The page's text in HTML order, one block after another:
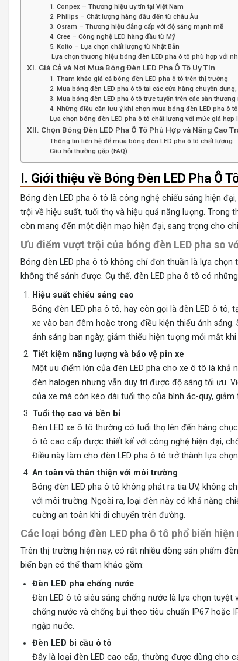
1. Conpex – Thương hiệu uy tín tại Việt Nam
2. Philips – Chất lượng hàng đầu đến từ châu Âu
3. Osram – Thương hiệu đẳng cấp với độ sáng mạnh mẽ
4. Cree – Công nghệ LED hàng đầu từ Mỹ
5. Koito – Lựa chọn chất lượng từ Nhật Bản
Lựa chọn thương hiệu bóng đèn LED pha ô tô phù hợp với
XI. Giá Cả và Nơi Mua Bóng Đèn LED Pha Ô Tô Uy Tín
1. Tham khảo giá cả bóng đèn LED pha ô tô trên thị trường
2. Mua bóng đèn LED pha ô tô tại các cửa hàng chuyên
3. Mua bóng đèn LED pha ô tô trực tuyến trên các sàn
4. Những điều cần lưu ý khi chọn mua bóng đèn LED pha ô tô
Lựa chọn bóng đèn LED pha ô tô chất lượng với mức giá hợp
XII. Chọn Bóng Đèn LED Pha Ô Tô Phù Hợp và Nâng Cao
Thông tin liên hệ để mua bóng đèn LED pha ô tô chất lượng
Câu hỏi thường gặp (FAQ)
I. Giới thiệu về Bóng Đèn LED Pha Ô
Bóng đèn LED pha ô tô là công nghệ chiếu sáng hiện
trội về hiệu suất, tuổi thọ và hiệu quả năng lượng.
còn mang đến một diện mạo hiện đại, sang trọng cho
Ưu điểm vượt trội của bóng đèn LED pha so
Bóng đèn LED pha ô tô không chỉ đơn thuần là lựa
không thể sánh được. Cụ thể, đèn LED pha ô tô có
Hiệu suất chiếu sáng cao
Bóng đèn LED pha ô tô, hay còn gọi là đèn LED ô
xe vào ban đêm hoặc trong điều kiện thiếu ánh
ánh sáng ban ngày, giảm thiểu hiện tượng mỏi mắt
Tiết kiệm năng lượng và bảo vệ pin xe
Một ưu điểm lớn của đèn LED pha cho xe ô tô là khả
đèn halogen nhưng vẫn duy trì được độ sáng tối ưu.
của xe mà còn kéo dài tuổi thọ của bình ắc-quy, giảm
Tuổi thọ cao và bền bỉ
Đèn LED xe ô tô thường có tuổi thọ lên đến hàng
ô tô cao cấp được thiết kế với công nghệ hiện đại,
Điều này làm cho đèn LED pha ô tô trở thành lựa
An toàn và thân thiện với môi trường
Bóng đèn LED pha ô tô không phát ra tia UV, không
với môi trường. Ngoài ra, loại đèn này có khả năng
cường an toàn khi di chuyển trên đường.
Các loại bóng đèn LED pha ô tô phổ biến hiện
Trên thị trường hiện nay, có rất nhiều dòng sản phẩm
biến bạn có thể tham khảo gồm:
Đèn LED pha chống nước
Đèn LED ô tô siêu sáng chống nước là lựa chọn
chống nước và chống bụi theo tiêu chuẩn IP67 hoặc
ngập nước.
Đèn LED bi cầu ô tô
Đây là loại đèn LED cao cấp, thường được dùng cho